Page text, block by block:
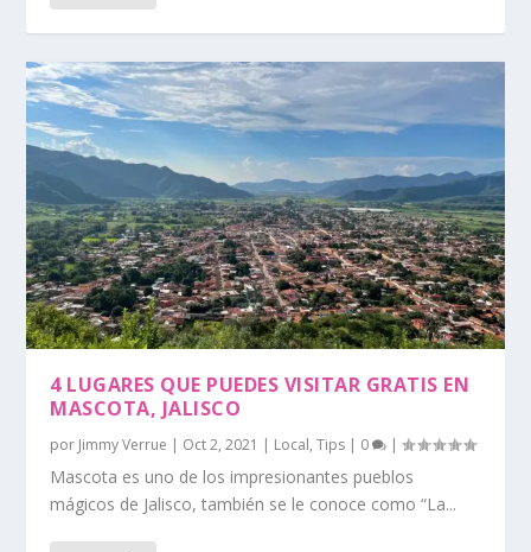
4 LUGARES QUE PUEDES VISITAR GRATIS EN
MASCOTA, JALISCO
por Jimmy Verrue | Oct 2, 2021 | Local,Tips | 0 |
Mascota es uno de los impresionantes pueblos
mágicos de Jalisco, también se le conoce como “La...